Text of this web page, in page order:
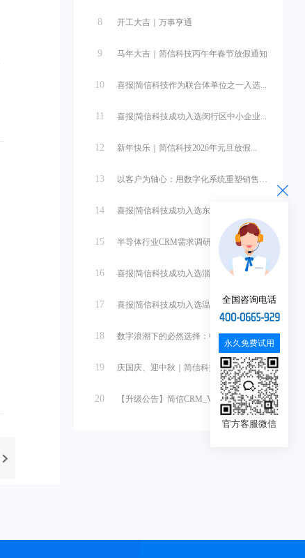
8 开工大吉｜万事亨通
9 马年大吉｜简信科技丙午年春节放假通知
10 喜报|简信科技作为联合体单位之一入选...
11 喜报|简信科技成功入选闵行区中小企业...
12 新年快乐｜简信科技2026年元旦放假...
13 以客户为轴心：用数字化系统重塑销售管...
14 喜报|简信科技成功入选东营市中小企业...
15 半导体行业CRM需求调研与系统设计
16 喜报|简信科技成功入选淄博市中小企业...
17 喜报|简信科技成功入选温州市第一批中...
18 数字浪潮下的必然选择：中小微企业管理...
19 庆国庆、迎中秋｜简信科技2025国庆...
20 【升级公告】简信CRM_V4.7.5...
全国咨询电话
永久免费试用
官方客服微信